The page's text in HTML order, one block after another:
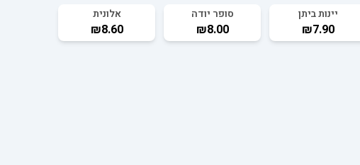
יינות ביתן
₪7.90
סופר יודה
₪8.00
אלונית
₪8.60